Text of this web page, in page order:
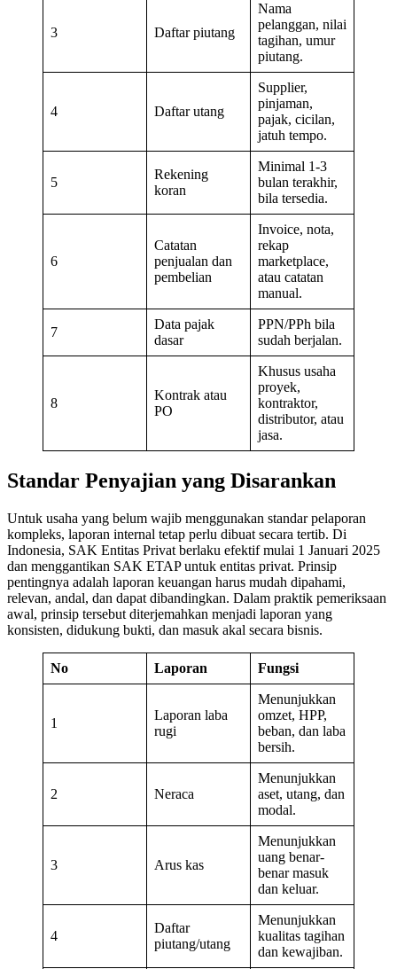
3 Daftar piutang
Nama
pelanggan, nilai
tagihan, umur
piutang.
4 Daftar utang
Supplier,
pinjaman,
pajak, cicilan,
jatuh tempo.
5
Rekening
koran
Minimal 1-3
bulan terakhir,
bila tersedia.
6
Catatan
penjualan dan
pembelian
Invoice, nota,
rekap
marketplace,
atau catatan
manual.
7
Data pajak
dasar
PPN/PPh bila
sudah berjalan.
8
Kontrak atau
PO
Khusus usaha
proyek,
kontraktor,
distributor, atau
jasa.
Standar Penyajian yang Disarankan
Untuk usaha yang belum wajib menggunakan standar pelaporan
kompleks, laporan internal tetap perlu dibuat secara tertib. Di
Indonesia, SAK Entitas Privat berlaku efektif mulai 1 Januari 2025
dan menggantikan SAK ETAP untuk entitas privat. Prinsip
pentingnya adalah laporan keuangan harus mudah dipahami,
relevan, andal, dan dapat dibandingkan. Dalam praktik pemeriksaan
awal, prinsip tersebut diterjemahkan menjadi laporan yang
konsisten, didukung bukti, dan masuk akal secara bisnis.
No Laporan Fungsi
1
Laporan laba
rugi
Menunjukkan
omzet, HPP,
beban, dan laba
bersih.
2 Neraca
Menunjukkan
aset, utang, dan
modal.
3 Arus kas
Menunjukkan
uang benar-
benar masuk
dan keluar.
4
Daftar
piutang/utang
Menunjukkan
kualitas tagihan
dan kewajiban.